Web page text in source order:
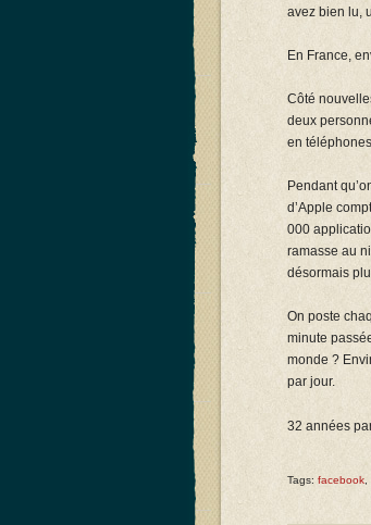
avez bien lu,
En France,
Côté
deux
en
Pendant
d’Apple
000
ramasse au
désormais
On poste
minute
monde ?
par jour.
32 années
Tags: facebook